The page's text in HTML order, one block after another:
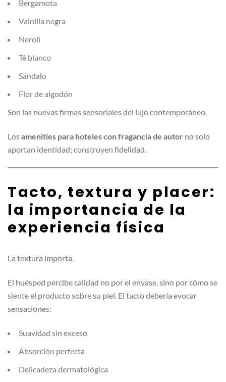
Bergamota
Vainilla negra
Neroli
Té blanco
Sándalo
Flor de algodón
Son las nuevas firmas sensoriales del lujo contemporáneo.
Losamenities para hoteles con fragancia de autor no solo
aportan identidad; construyen fidelidad.
Tacto, textura y placer:
la importancia de la
experiencia física
La textura importa.
El huésped percibe calidad no por el envase, sino por cómo se
siente el producto sobre su piel. El tacto debería evocar
sensaciones:
Suavidad sin exceso
Absorción perfecta
Delicadeza dermatológica